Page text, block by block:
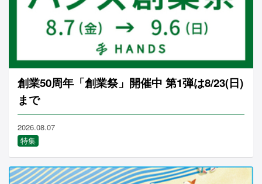
創業50周年「創業祭」開催中 第1弾は8/23(日)
まで
2026.08.07
特集